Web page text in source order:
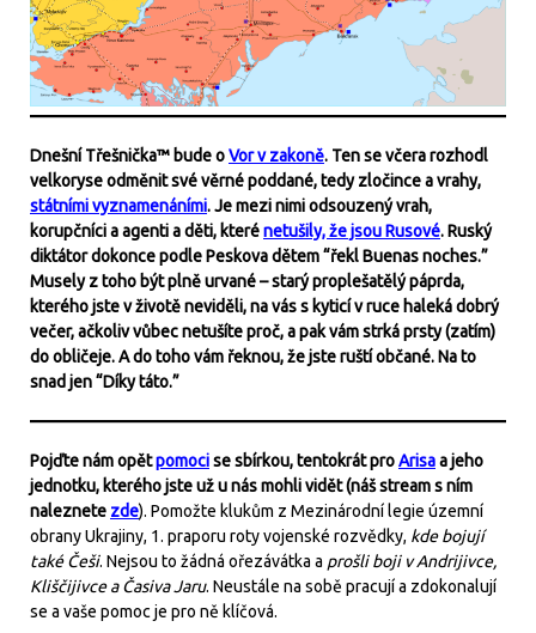
Dnešní Třešnička™ bude oVor v zakoně. Ten se včera rozhodl
velkoryse odměnit své věrné poddané, tedy zločince a vrahy,
státními vyznamenáními. Je mezi nimi odsouzený vrah,
korupčníci a agenti a děti, kterénetušily, že jsou Rusové. Ruský
diktátor dokonce podle Peskova dětem “řekl Buenas noches.”
Musely z toho být plně urvané – starý proplešatělý páprda,
kterého jste v životě neviděli, na vás s kyticí v ruce haleká dobrý
večer, ačkoliv vůbec netušíte proč, a pak vám strká prsty (zatím)
do obličeje. A do toho vám řeknou, že jste ruští občané. Na to
snad jen “Díky táto.”
Pojďte nám opětpomocise sbírkou, tentokrát proArisaa jeho
jednotku, kterého jste už u nás mohli vidět (náš stream s ním
naleznete zde). Pomožte klukům z Mezinárodní legie územní
obrany Ukrajiny, 1. praporu roty vojenské rozvědky, kde bojují
také Češi. Nejsou to žádná ořezávátka a prošli boji v Andrijivce,
Kliščijivce a Časiva Jaru. Neustále na sobě pracují a zdokonalují
se a vaše pomoc je pro ně klíčová.